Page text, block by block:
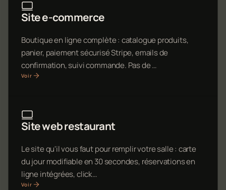
Site e-commerce
Boutique en ligne complète : catalogue produits,
panier, paiement sécurisé Stripe, emails de
confirmation, suivi commande. Pas de …
Voir
Site web restaurant
Le site qu'il vous faut pour remplir votre salle : carte
du jour modifiable en 30 secondes, réservations en
ligne intégrées, click…
Voir